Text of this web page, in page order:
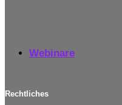
Webinare
Rechtliches